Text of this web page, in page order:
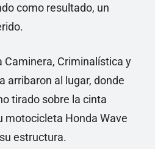
como resultado, un
Caminera, Criminalística y
arribaron al lugar, donde
tirado sobre la cinta
motocicleta Honda Wave
estructura.